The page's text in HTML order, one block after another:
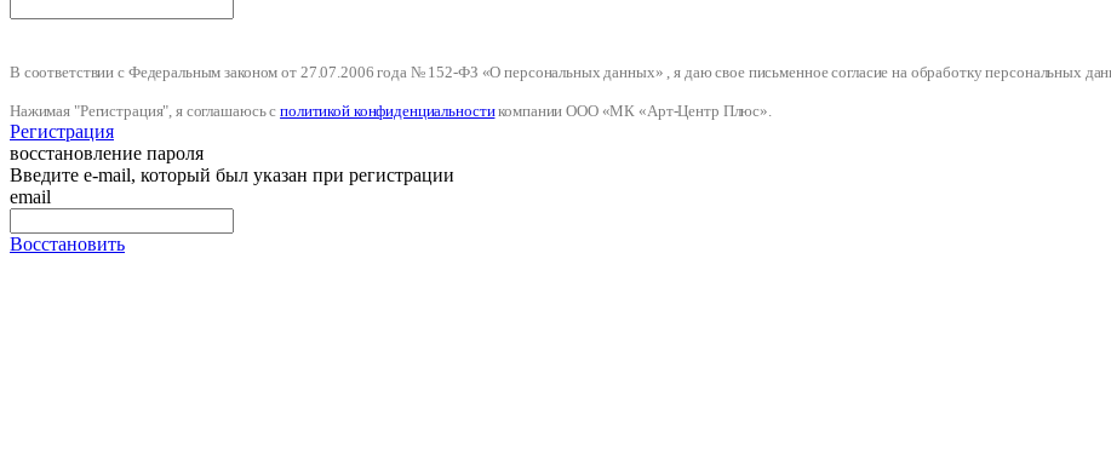
В соответствии с Федеральным законом от 27.07.2006 года № 152-ФЗ «О персональных данных» , я даю свое письменное согласие на обработку
Нажимая "Регистрация", я соглашаюсь сполитикой конфиденциальностикомпании ООО «МК «Арт-Центр Плюс».
Регистрация
восстановление пароля
Введите e-mail, который был указан при регистрации
email
Восстановить